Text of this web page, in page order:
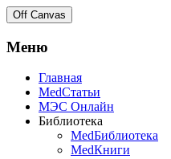
Off Canvas
Меню
Главная
MedСтатьи
МЭС Онлайн
Библиотека
MedБиблиотека
MedКниги